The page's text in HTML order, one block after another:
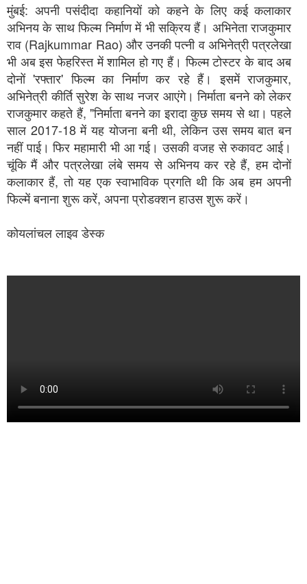
मुंबई: अपनी पसंदीदा कहानियों को कहने के लिए कई कलाकार
अभिनय के साथ फिल्म निर्माण में भी सक्रिय हैं। अभिनेता राजकुमार
राव (Rajkummar Rao) और उनकी पत्नी व अभिनेत्री पत्रलेखा
भी अब इस फेहरिस्त में शामिल हो गए हैं। फिल्म टोस्टर के बाद अब
दोनों 'रफ्तार' फिल्म का निर्माण कर रहे हैं। इसमें राजकुमार,
अभिनेत्री कीर्ति सुरेश के साथ नजर आएंगे। निर्माता बनने को लेकर
राजकुमार कहते हैं, "निर्माता बनने का इरादा कुछ समय से था। पहले
साल 2017-18 में यह योजना बनी थी, लेकिन उस समय बात बन
नहीं पाई। फिर महामारी भी आ गई। उसकी वजह से रुकावट आई।
चूंकि मैं और पत्रलेखा लंबे समय से अभिनय कर रहे हैं, हम दोनों
कलाकार हैं, तो यह एक स्वाभाविक प्रगति थी कि अब हम अपनी
फिल्में बनाना शुरू करें, अपना प्रोडक्शन हाउस शुरू करें।
कोयलांचल लाइव डेस्क